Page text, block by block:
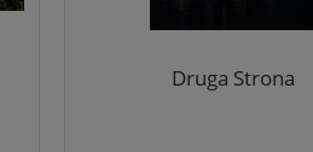
Druga Strona